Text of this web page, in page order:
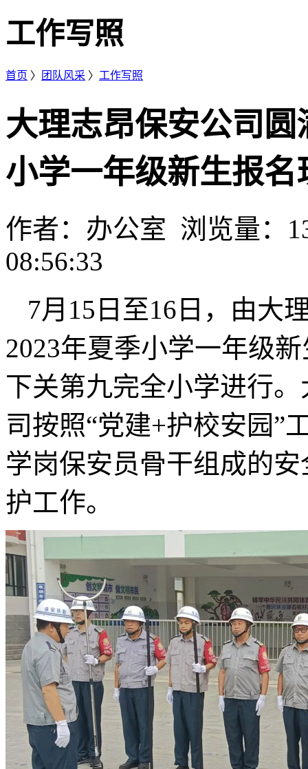
工作写照
首页 〉 团队风采 〉 工作写照
大理志昂保安公司
小学一年级新生报
作者：办公室 浏览量：
08:56:33
7月15日至16日，由大
2023年夏季小学一年级
下关第九完全小学进行
司按照“党建+护校安园”
学岗保安员骨干组成的
护工作。